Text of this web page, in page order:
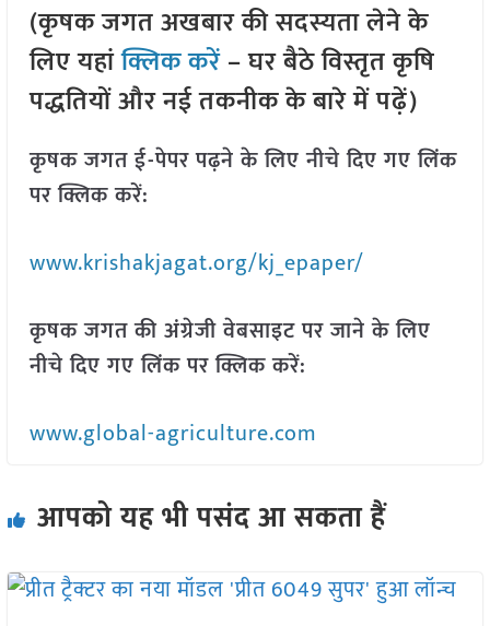
(कृषक जगत अखबार की सदस्यता लेने के
लिए यहांक्लिक करें– घर बैठे विस्तृत कृषि
पद्धतियों और नई तकनीक के बारे में पढ़ें)
कृषक जगत ई-पेपर पढ़ने के लिए नीचे दिए गए लिंक
पर क्लिक करें:
www.krishakjagat.org/kj_epaper/
कृषक जगत की अंग्रेजी वेबसाइट पर जाने के लिए
नीचे दिए गए लिंक पर क्लिक करें:
www.global-agriculture.com
आपको यह भी पसंद आ सकता हैं